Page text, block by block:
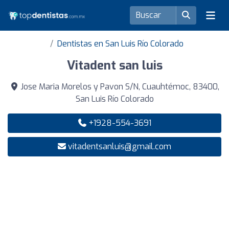
Dentistas en San Luis Río Colorado
Vitadent san luis
Jose Maria Morelos y Pavon S/N, Cuauhtémoc, 83400,
San Luis Río Colorado
+1928-554-3691
vitadentsanluis@gmail.com